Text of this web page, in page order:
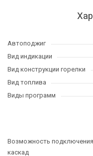
Автоподжиг
Вид индикации
Вид конструкции горелки
Вид топлива
Виды программ
Возможность
каскад